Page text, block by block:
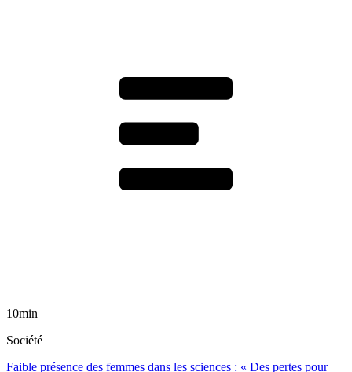
10min
Société
Faible présence des femmes dans les sciences : « Des pertes pour